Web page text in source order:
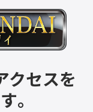
クセスを
。